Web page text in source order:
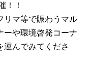
！！
リマ等で賑わうマル
ーや環境啓発コーナ
運んでみてくださ